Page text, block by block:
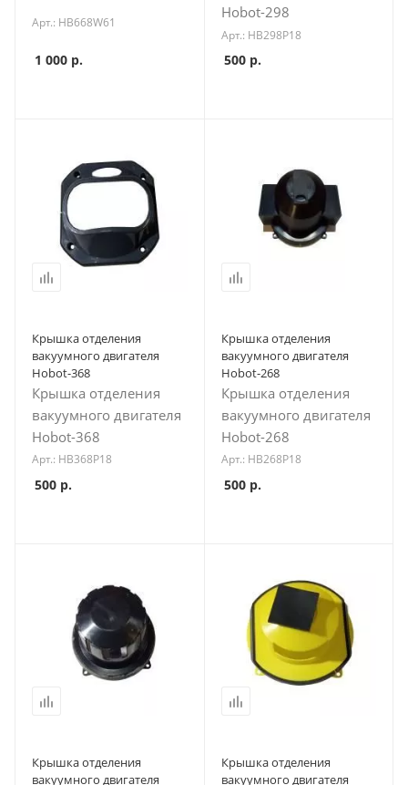
Арт.: HB668W61
1 000 р.
Hobot-298
Арт.: HB298P18
500р.
Крышка отделения
вакуумного двигателя
Hobot-368
Крышка отделения
вакуумного двигателя
Hobot-368
Арт.: HB368P18
500 р.
Крышка отделения
вакуумного двигателя
Hobot-268
Крышка отделения
вакуумного двигателя
Hobot-268
Арт.: HB268P18
500р.
Крышка отделения
вакуумного двигателя
Крышка отделения
вакуумного двигателя